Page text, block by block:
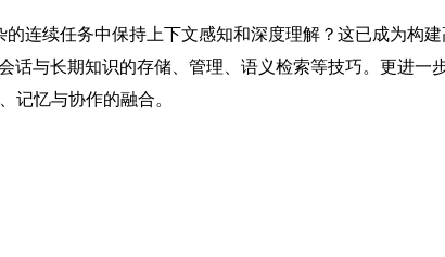
连续任务中保持上下文感知和深度理解？这已成为构
与长期知识的存储、管理、语义检索等技巧。更进
忆与协作的融合。